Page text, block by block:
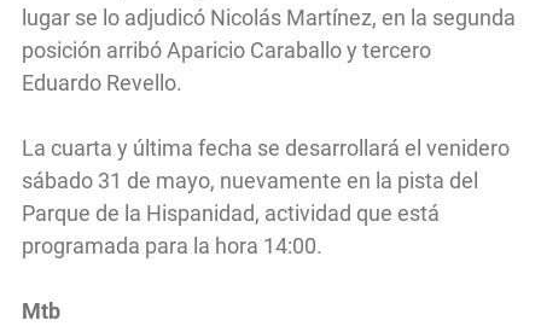
lugar se lo adjudicó Nicolás Martínez, en la segunda
posición arribó Aparicio Caraballo y tercero
Eduardo Revello.
La cuarta y última fecha se desarrollará el venidero
sábado 31 de mayo, nuevamente en la pista del
Parque de la Hispanidad, actividad que está
programada para la hora 14:00.
Mtb